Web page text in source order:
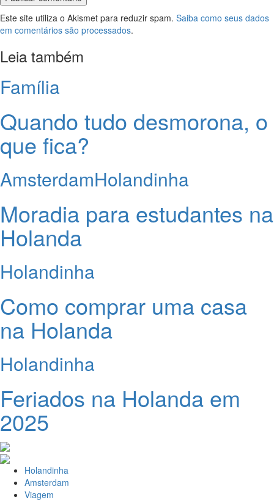
Este site utiliza o Akismet para reduzir spam. Saiba como seus dados
em comentários são processados.
Leia também
Família
Quando tudo desmorona, o
que fica?
AmsterdamHolandinha
Moradia para estudantes na
Holanda
Holandinha
Como comprar uma casa
na Holanda
Holandinha
Feriados na Holanda em
2025
Holandinha
Amsterdam
Viagem